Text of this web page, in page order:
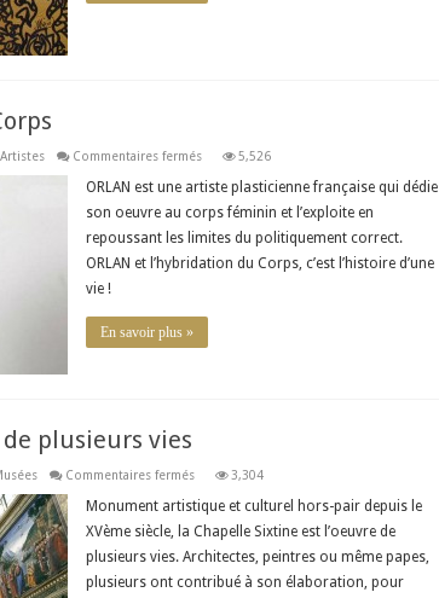
un métier à temps complet. Mis à part le fait …
à Paris
Picasso donne à voir l’Intimité prise sur le vif d’art…
Artistes Commentaires ferméssur
et
l’hybridation
du
5,526
ORLAN est une artiste plasticienne française qui dédie
son oeuvre au corps féminin et l’exploite en
repoussant les limites du politiquement correct.
ORLAN et l’hybridation du Corps, c’est l’histoire d’une
vie !
En savoir plus »
plusieurs vies
Commentaires ferméssur
Chapelle
Sixtine,
l’œuvre
plusieurs
vies
3,304
Monument artistique et culturel hors-pair depuis le
XVème siècle, la Chapelle Sixtine est l’oeuvre de
plusieurs vies. Architectes, peintres ou même papes,
plusieurs ont contribué à son élaboration, pour